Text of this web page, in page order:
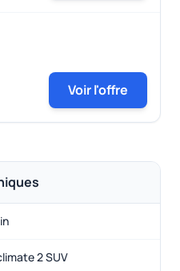
Voir l'offre
2 SUV